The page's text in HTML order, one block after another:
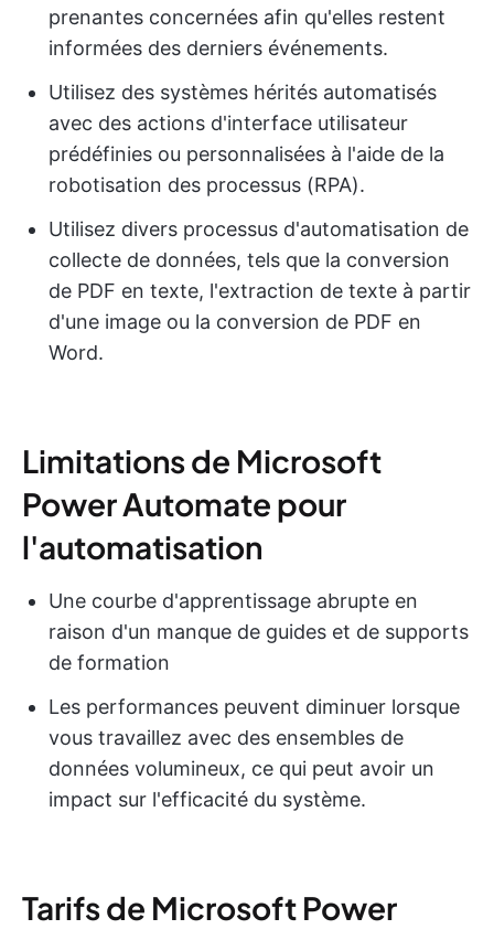
prenantes concernées afin qu'elles restent
informées des derniers événements.
Utilisez des systèmes hérités automatisés
avec des actions d'interface utilisateur
prédéfinies ou personnalisées à l'aide de la
robotisation des processus (RPA).
Utilisez divers processus d'automatisation de
collecte de données, tels que la conversion
de PDF en texte, l'extraction de texte à partir
d'une image ou la conversion de PDF en
Word.
Limitations de Microsoft
Power Automate pour
l'automatisation
Une courbe d'apprentissage abrupte en
raison d'un manque de guides et de supports
de formation
Les performances peuvent diminuer lorsque
vous travaillez avec des ensembles de
données volumineux, ce qui peut avoir un
impact sur l'efficacité du système.
Tarifs de Microsoft Power